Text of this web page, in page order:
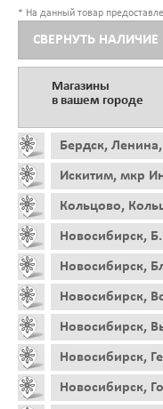
* На данный товар
СВЕРНУТЬ
Магазины
в вашем городе
Бердск,
Искитим, мкр
Кольцово,
Новосибирск,
Новосибирск,
Новосибирск,
Новосибирск,
Новосибирск,
Новосибирск,